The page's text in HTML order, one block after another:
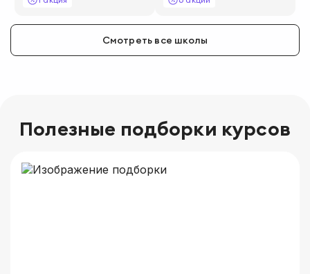
Смотреть все школы
Полезные подборки курсов